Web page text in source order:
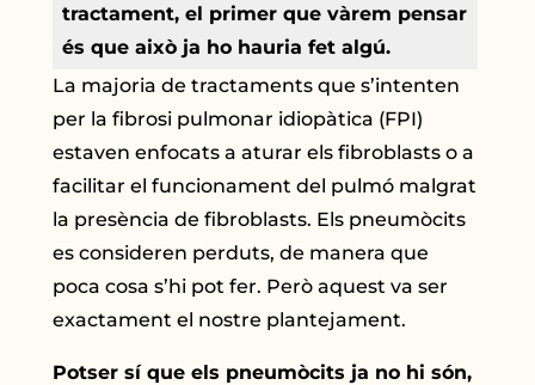
tractament, el primer que vàrem pensar
és que això ja ho hauria fet algú.
La majoria de tractaments que s’intenten
per la fibrosi pulmonar idiopàtica (FPI)
estaven enfocats a aturar els fibroblasts o a
facilitar el funcionament del pulmó malgrat
la presència de fibroblasts. Els pneumòcits
es consideren perduts, de manera que
poca cosa s’hi pot fer. Però aquest va ser
exactament el nostre plantejament.
Potser sí que els pneumòcits ja no hi són,